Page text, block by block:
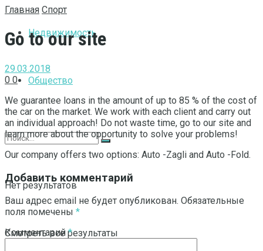
Недвижимость
Общество
Нет результатов
Смотреть все результаты
Главная Спорт
Go to our site
29.03.2018
0 0
We guarantee loans in the amount of up to 85 % of the cost of
the car on the market. We work with each client and carry out
an individual approach! Do not waste time, go to our site and
learn more about the opportunity to solve your problems!
Our company offers two options: Auto -Zagli and Auto -Fold.
Добавить комментарий
Ваш адрес email не будет опубликован. Обязательные
поля помечены *
Комментарий*